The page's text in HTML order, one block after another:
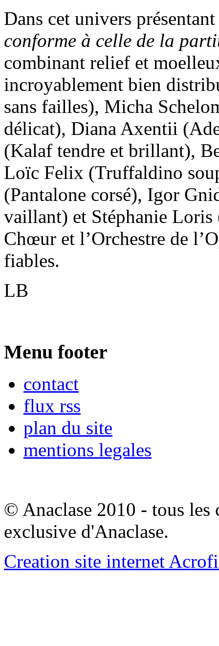
Dans cet univers
conforme à celle de la
combinant relief et
incroyablement bien
sans failles), Micha
délicat), Diana Axentii
(Kalaf tendre et brillant),
Loïc Felix (Truffaldino
(Pantalone corsé), Igor
vaillant) et Stéphanie Loris
Chœur et l’Orchestre de
fiables.
LB
Menu footer
contact
flux rss
plan du site
mentions legales
© Anaclase 2010 - tous les
exclusive d'Anaclase.
Creation site internet